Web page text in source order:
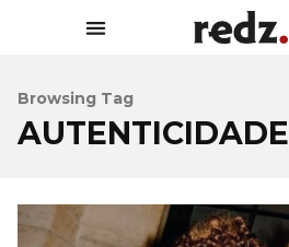
Browsing Tag
AUTENTICIDADE